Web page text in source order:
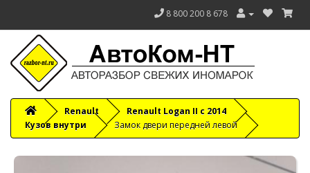
8 800 200 8 678
Renault
Renault Logan II с 2014
Кузов внутри
Замок двери передней левой